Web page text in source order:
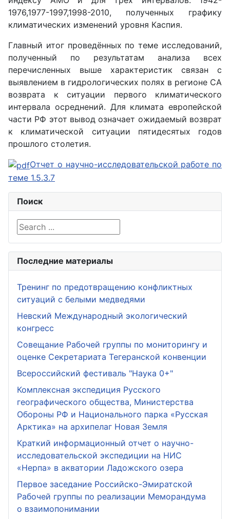
1976,1977-1997,1998-2010, полученных графику
климатических изменений уровня Каспия.
Главный итог проведённых по теме исследований,
полученный по результатам анализа всех
перечисленных выше характеристик связан с
выявлением в гидрологических полях в регионе СА
возврата к ситуации первого климатического
интервала осреднений. Для климата европейской
части РФ этот вывод означает ожидаемый возврат
к климатической ситуации пятидесятых годов
прошлого столетия.
Отчет о научно-исследовательской работе по
теме 1.5.3.7
Поиск
Search ...
Последние материалы
Тренинг по предотвращению конфликтных
ситуаций с белыми медведями
Невский Международный экологический
конгресс
Совещание Рабочей группы по мониторингу и
оценке Секретариата Тегеранской конвенции
Всероссийский фестиваль "Наука 0+"
Комплексная экспедиция Русского
географического общества, Министерства
Обороны РФ и Национального парка «Русская
Арктика» на архипелаг Новая Земля
Краткий информационный отчет о научно-
исследовательской экспедиции на НИС
«Нерпа» в акватории Ладожского озера
Первое заседание Российско-Эмиратской
Рабочей группы по реализации Меморандума
о взаимопонимании